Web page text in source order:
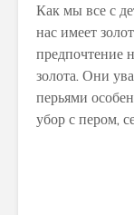
Как мы все с
нас имеет
предпочтение
золота. Они
перьями
убор с пером,